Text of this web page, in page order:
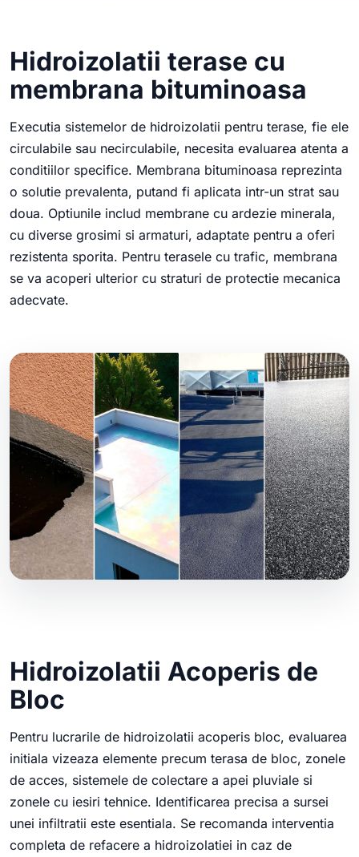
Hidroizolatii terase cu
membrana bituminoasa
Executia sistemelor de hidroizolatii pentru terase, fie ele
circulabile sau necirculabile, necesita evaluarea atenta a
conditiilor specifice. Membrana bituminoasa reprezinta
o solutie prevalenta, putand fi aplicata intr-un strat sau
doua. Optiunile includ membrane cu ardezie minerala,
cu diverse grosimi si armaturi, adaptate pentru a oferi
rezistenta sporita. Pentru terasele cu trafic, membrana
se va acoperi ulterior cu straturi de protectie mecanica
adecvate.
Hidroizolatii Acoperis de
Bloc
Pentru lucrarile de hidroizolatii acoperis bloc, evaluarea
initiala vizeaza elemente precum terasa de bloc, zonele
de acces, sistemele de colectare a apei pluviale si
zonele cu iesiri tehnice. Identificarea precisa a sursei
unei infiltratii este esentiala. Se recomanda interventia
completa de refacere a hidroizolatiei in caz de